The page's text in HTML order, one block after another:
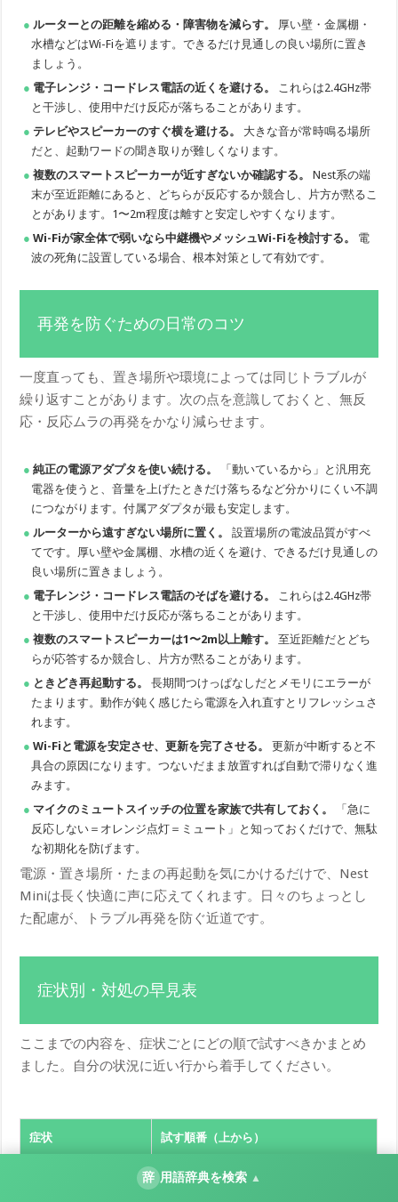
ルーターとの距離を縮める・障害物を減らす。
厚い壁・金属棚・
水槽などはWi-Fiを遮ります。できるだけ見通しの良い場所に置き
ましょう。
電子レンジ・コードレス電話の近くを避ける。
これらは2.4GHz帯
と干渉し、使用中だけ反応が落ちることがあります。
テレビやスピーカーのすぐ横を避ける。
大きな音が常時鳴る場所
だと、起動ワードの聞き取りが難しくなります。
複数のスマートスピーカーが近すぎないか確認する。
Nest系の端
末が至近距離にあると、どちらが反応するか競合し、片方が黙るこ
とがあります。1〜2m程度は離すと安定しやすくなります。
Wi-Fiが家全体で弱いなら中継機やメッシュWi-Fiを検討する。
電
波の死角に設置している場合、根本対策として有効です。
再発を防ぐための日常のコツ
一度直っても、置き場所や環境によっては同じトラブルが
繰り返すことがあります。次の点を意識しておくと、無反
応・反応ムラの再発をかなり減らせます。
純正の電源アダプタを使い続ける。
「動いているから」と汎用充
電器を使うと、音量を上げたときだけ落ちるなど分かりにくい不調
につながります。付属アダプタが最も安定します。
ルーターから遠すぎない場所に置く。
設置場所の電波品質がすべ
てです。厚い壁や金属棚、水槽の近くを避け、できるだけ見通しの
良い場所に置きましょう。
電子レンジ・コードレス電話のそばを避ける。
これらは2.4GHz帯
と干渉し、使用中だけ反応が落ちることがあります。
複数のスマートスピーカーは1〜2m以上離す。
至近距離だとどち
らが応答するか競合し、片方が黙ることがあります。
ときどき再起動する。
長期間つけっぱなしだとメモリにエラーが
たまります。動作が鈍く感じたら電源を入れ直すとリフレッシュさ
れます。
Wi-Fiと電源を安定させ、更新を完了させる。
更新が中断すると不
具合の原因になります。つないだまま放置すれば自動で滞りなく進
みます。
マイクのミュートスイッチの位置を家族で共有しておく。
「急に
反応しない＝オレンジ点灯＝ミュート」と知っておくだけで、無駄
な初期化を防げます。
電源・置き場所・たまの再起動を気にかけるだけで、Nest
Miniは長く快適に声に応えてくれます。日々のちょっとし
た配慮が、トラブル再発を防ぐ近道です。
症状別・対処の早見表
ここまでの内容を、症状ごとにどの順で試すべきかまとめ
ました。自分の状況に近い行から着手してください。
症状 試す順番（上から）
声をかけてもLEDが一
①専用アダプタ確認 → ②別コンセント
辞 用語辞典を検索 ▲